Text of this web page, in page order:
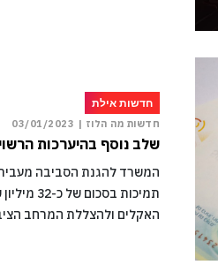
חדשות אילת
חדשות מה הלוז | 03/01/2023
שלב נוסף בהיערכות
המשרד להגנת הסביבה מעביר
תמיכות
האקלים ולהצללת המרחב